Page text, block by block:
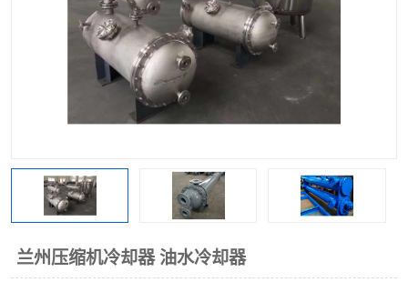
兰州压缩机冷却器 油水冷却器